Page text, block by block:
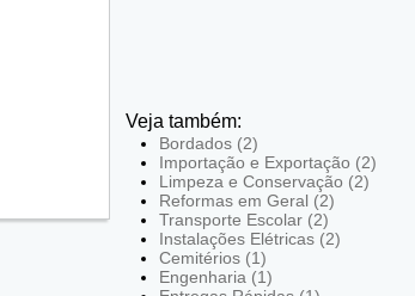
Veja também:
Bordados (2)
Importação e Exportação (2)
Limpeza e Conservação (2)
Reformas em Geral (2)
Transporte Escolar (2)
Instalações Elétricas (2)
Cemitérios (1)
Engenharia (1)